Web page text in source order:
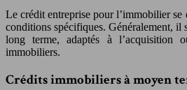
Le crédit entreprise pour l’immobilier se
conditions spécifiques. Généralement, il
long terme, adaptés à l’acquisition
immobiliers.
Crédits immobiliers à moyen